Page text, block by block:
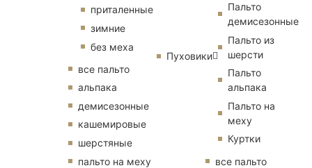
приталенные
зимние
без меха
все пальто
альпака
демисезонные
кашемировые
шерстяные
пальто на меху
Пуховики
Пальто
демисезонные
Пальто из
шерсти
Пальто
альпака
Пальто на
меху
Куртки
все пальто